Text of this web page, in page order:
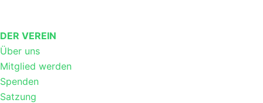
DER VEREIN
Über uns
Mitglied werden
Spenden
Satzung